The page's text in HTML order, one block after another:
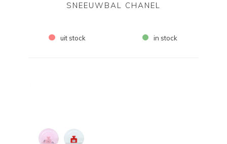
SNEEUWBAL CHANEL
uit stock in stock